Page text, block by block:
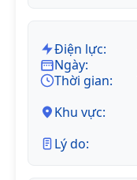
Điện lực:
Ngày:
Thời gian:
Khu vực:
Lý do: